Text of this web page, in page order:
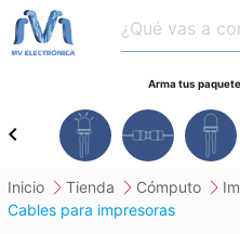
Arma tus
chevron_left
inicio tienda cómputo
cables para impresoras